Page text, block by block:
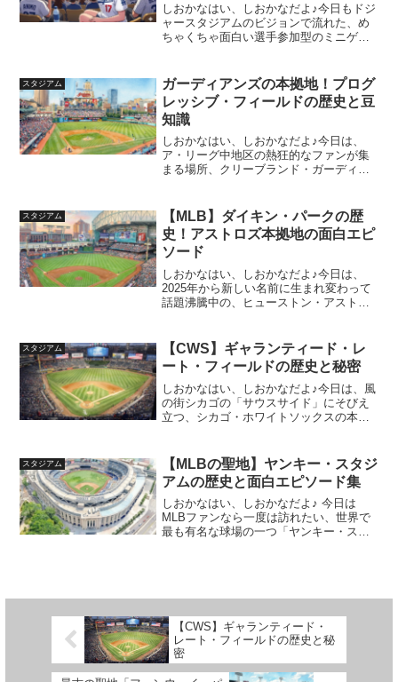
しおかなはい、しおかなだよ♪今日もドジ
ャースタジアムのビジョンで流れた、め
ちゃくちゃ面白い選手参加型のミニゲー
リケ・ヘルナンデス）の大暴れ（！？）
など、見どころ満載だよ！...
スタジアム
ガーディアンズの本拠地！プログ
レッシブ・フィールドの歴史と豆
知識
しおかなはい、しおかなだよ♪今日は、
ア・リーグ中地区の熱狂的なファンが集
まる場所、クリーブランド・ガーディア
リーブランド・インディアンス」って名
前だったけど、今は「ガー...
スタジアム
【MLB】ダイキン・パークの歴
史！アストロズ本拠地の面白エピ
ソード
しおかなはい、しおかなだよ♪今日は、
2025年から新しい名前に生まれ変わって
話題沸騰中の、ヒューストン・アストロ
人もいるかもしれないけど、そこも含め
てしっかり解説するね...
スタジアム
【CWS】ギャランティード・レ
ート・フィールドの歴史と秘密
しおかなはい、しおかなだよ♪今日は、風
の街シカゴの「サウスサイド」にそびえ
立つ、シカゴ・ホワイトソックスの本拠
ードが詰まった、MLBファンなら一度は
行っておきたい熱い球...
スタジアム
【MLBの聖地】ヤンキー・スタジ
アムの歴史と面白エピソード集
しおかなはい、しおかなだよ♪ 今日は
MLBファンなら一度は訪れたい、世界で
最も有名な球場の一つ「ヤンキー・スタ
【CWS】ギャランティード・
レート・フィールドの歴史と秘
密